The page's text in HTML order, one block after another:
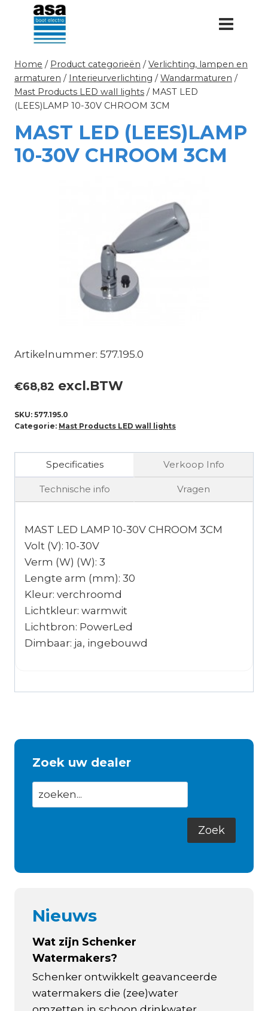
Doorgaan
inhoud
Home / Product categorieën / Verlichting, lampen en
armaturen / Interieurverlichting / Wandarmaturen /
Mast Products LED wall lights / MAST LED
(LEES)LAMP 10-30V CHROOM 3CM
MAST LED (LEES)LAMP
10-30V CHROOM 3CM
Artikelnummer: 577.195.0
€68,82 excl.BTW
SKU: 577.195.0
Categorie: Mast Products LED wall lights
Specificaties Verkoop Info
Technische info Vragen
MAST LED LAMP 10-30V CHROOM 3CM
Volt (V): 10-30V
Verm (W) (W): 3
Lengte arm (mm): 30
Kleur: verchroomd
Lichtkleur: warmwit
Lichtbron: PowerLed
Dimbaar: ja, ingebouwd
Zoek uw dealer
Nieuws
Wat zijn Schenker
Watermakers?
Schenker ontwikkelt geavanceerde
watermakers die (zee)water